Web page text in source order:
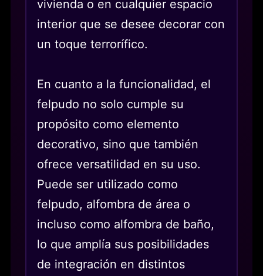
vivienda o en cualquier espacio
interior que se desee decorar con
un toque terrorífico.
En cuanto a la funcionalidad, el
felpudo no solo cumple su
propósito como elemento
decorativo, sino que también
ofrece versatilidad en su uso.
Puede ser utilizado como
felpudo, alfombra de área o
incluso como alfombra de baño,
lo que amplía sus posibilidades
de integración en distintos